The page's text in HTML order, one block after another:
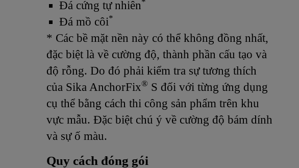
Đá cứng tự nhiên
Đá mồ côi*
* Các bề mặt nền này có thể không đồng nhất,
đặc biệt là về cường độ, thành phần cấu tạo và
độ rỗng. Do đó phải kiểm tra sự tương thích
của Sika AnchorFix® S đối với từng ứng dụng
cụ thể bằng cách thi công sản phẩm trên khu
vực mẫu. Đặc biệt chú ý về cường độ bám dính
và sự ố màu.
Quy cách đóng gói